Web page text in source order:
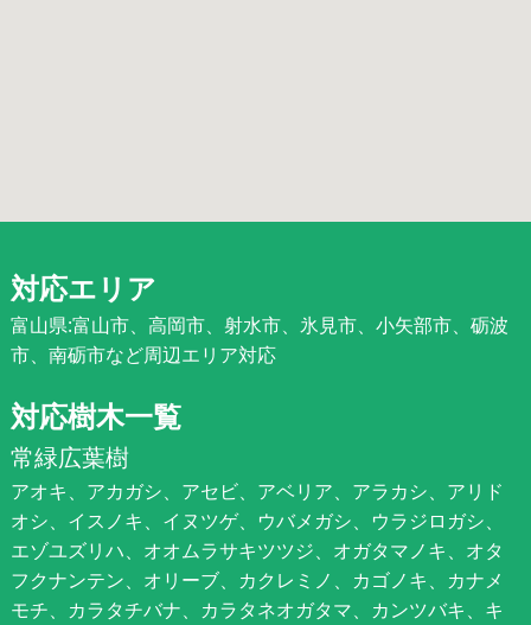
対応エリア
富山県:富山市、高岡市、射水市、氷見市、小矢部市、砺波
市、南砺市など周辺エリア対応
対応樹木一覧
常緑広葉樹
アオキ、アカガシ、アセビ、アベリア、アラカシ、アリド
オシ、イスノキ、イヌツゲ、ウバメガシ、ウラジロガシ、
エゾユズリハ、オオムラサキツツジ、オガタマノキ、オタ
フクナンテン、オリーブ、カクレミノ、カゴノキ、カナメ
モチ、カラタチバナ、カラタネオガタマ、カンツバキ、キ